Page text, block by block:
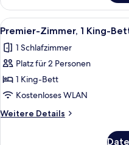
Suite,
1 King-
Bett,
Alle
Fotos
für
Premier-
Zimmer,
1 King-
Bett,
Balkon
7
Premier-Zimmer, 1 King-
1 Schlafzimmer
Platz für 2 Personen
1 King-Bett
Kostenloses WLAN
Weitere Details
Weitere